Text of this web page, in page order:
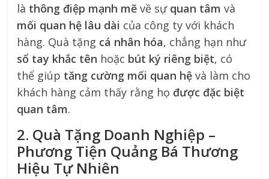
là thông điệp mạnh mẽ về sự quan tâm và
mối quan hệ lâu dài của công ty với khách
hàng. Quà tặng cá nhân hóa, chẳng hạn như
sổ tay khắc tên hoặc bút ký riêng biệt, có
thể giúp tăng cường mối quan hệ và làm cho
khách hàng cảm thấy rằng họ được đặc biệt
quan tâm.
2. Quà Tặng Doanh Nghiệp –
Phương Tiện Quảng Bá Thương
Hiệu Tự Nhiên